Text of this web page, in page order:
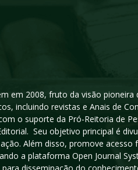
em 2008, fruto da visão pioneira
incluindo revistas e Anais de
o suporte da Pró-Reitoria de
Seu objetivo principal é
Além disso, promove acesso
a plataforma Open Journal
disseminação do